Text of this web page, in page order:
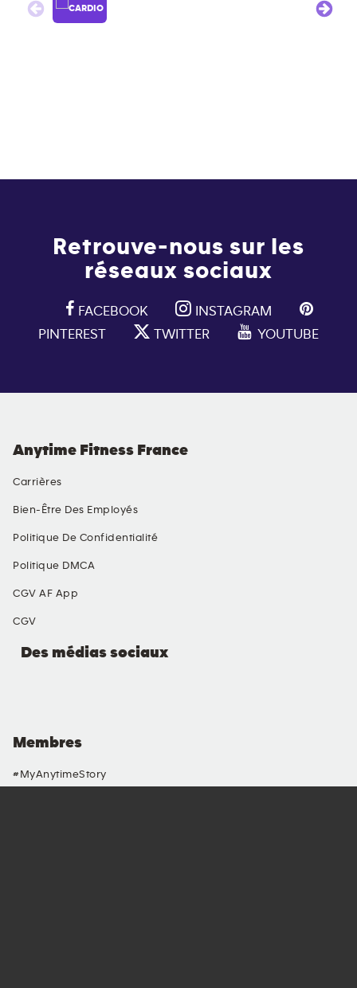
Retrouve-nous sur les
réseaux sociaux
FACEBOOK
INSTAGRAM
PINTEREST
TWITTER YOUTUBE
Anytime Fitness France
Carrières
Bien-Être Des Employés
Politique De Confidentialité
Politique DMCA
CGV AF App
CGV
Membres
#MyAnytimeStory
Des médias sociaux